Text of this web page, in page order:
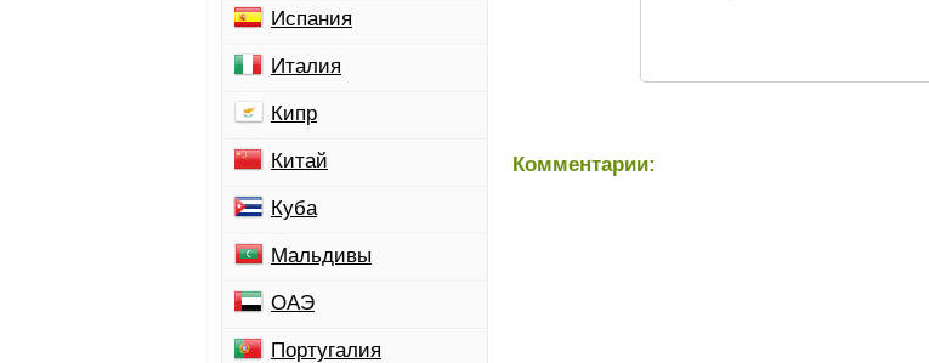
Комментарии:
Испания
Италия
Кипр
Китай
Куба
Мальдивы
ОАЭ
Португалия